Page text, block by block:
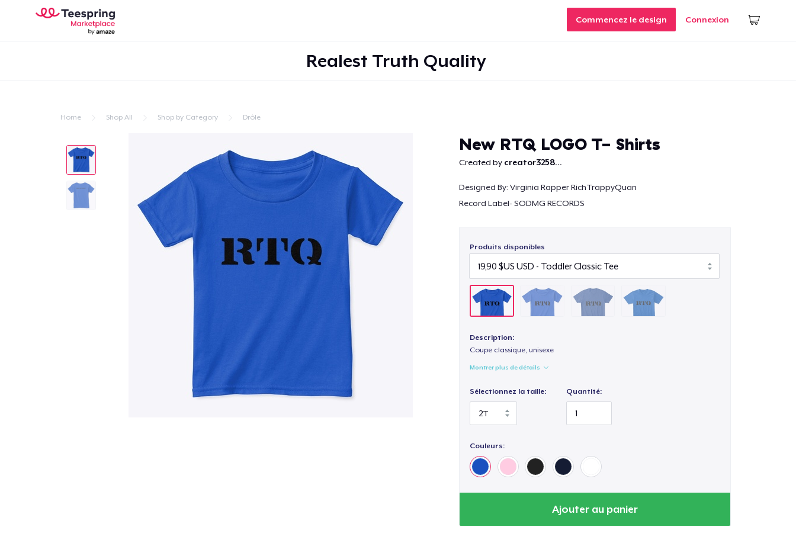
Commencez le design Connexion
Realest Truth Quality
Home Shop All Shop by Category Drôle
New RTQ LOGO T- Shirts
Created by creator3258...
Designed By: Virginia Rapper RichTrappyQuan
Record Label- SODMG RECORDS
Produits disponibles
Description:
Coupe classique, unisexe
Montrer plus de détails
Sélectionnez la taille: Quantité:
Couleurs:
Ajouter au panier